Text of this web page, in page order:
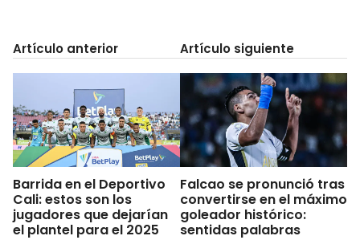
Artículo anterior
Barrida en el Deportivo
Cali: estos son los
jugadores que dejarían
el plantel para el 2025
Artículo siguiente
Falcao se pronunció tras
convertirse en el máximo
goleador histórico:
sentidas palabras